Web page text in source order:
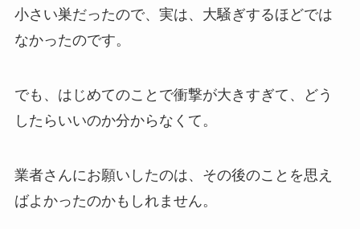
小さい巣だったので、実は、大騒ぎするほどでは
なかったのです。
でも、はじめてのことで衝撃が大きすぎて、どう
したらいいのか分からなくて。
業者さんにお願いしたのは、その後のことを思え
ばよかったのかもしれません。